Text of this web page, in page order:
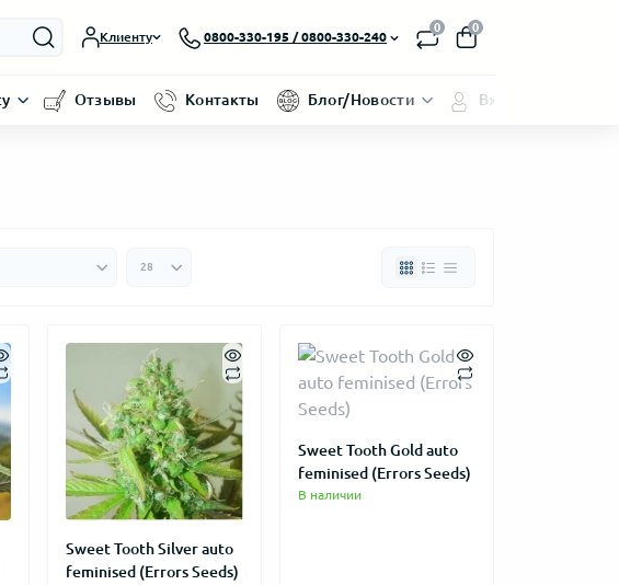
Клиенту 0800-330-195 / 0800-330-240
0 0
Отзывы Контакты Блог/Новости Вход/
Sweet Tooth Silver auto
feminised (Errors Seeds)
Sweet Tooth Gold auto
feminised (Errors Seeds)
В наличии